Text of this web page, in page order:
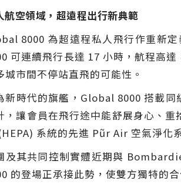
航空領域，超遠程出行新典範
8000 為超遠程私人飛行作重新
可連續飛行長達 17 小時，航程高
城市間不停站直飛的可能性。
新時代的旗艦，Global 8000 搭載同
，讓會員在飛行途中能舒展身心、
系統的先進 Pũr Air 空氣淨化
及其共同控制實體近期與
的登場正承接此勢，使雙方獨特的